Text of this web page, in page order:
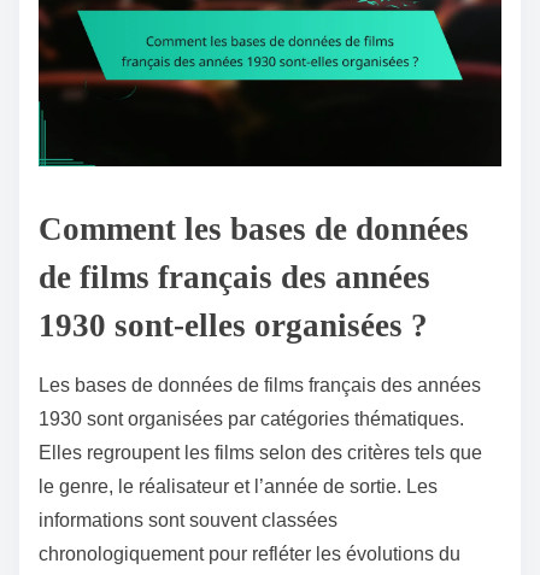
Comment les bases de données
de films français des années
1930 sont-elles organisées ?
Les bases de données de films français des années
1930 sont organisées par catégories thématiques.
Elles regroupent les films selon des critères tels que
le genre, le réalisateur et l’année de sortie. Les
informations sont souvent classées
chronologiquement pour refléter les évolutions du